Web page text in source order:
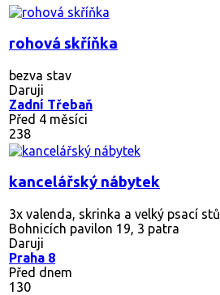
rohová skříňka
bezva stav
Daruji
Zadní Třebaň
Před 4 měsíci
238
kancelářský nábytek
3x valenda, skrinka a velký psací
Bohnicích pavilon 19, 3 patra
Daruji
Praha 8
Před dnem
130